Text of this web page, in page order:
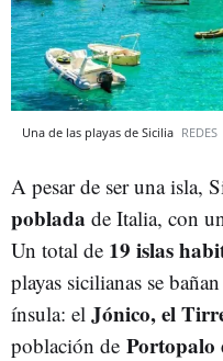
Una de las playas de Sicilia REDES
A pesar de ser una isla,
poblada de Italia, con
Un total de 19 islas
playas sicilianas se
ínsula: el Jónico, el
población de Portopalo